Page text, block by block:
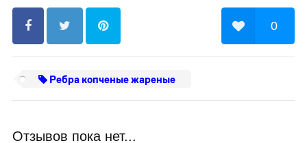
0
Ребра копченые жареные
Отзывов пока нет...